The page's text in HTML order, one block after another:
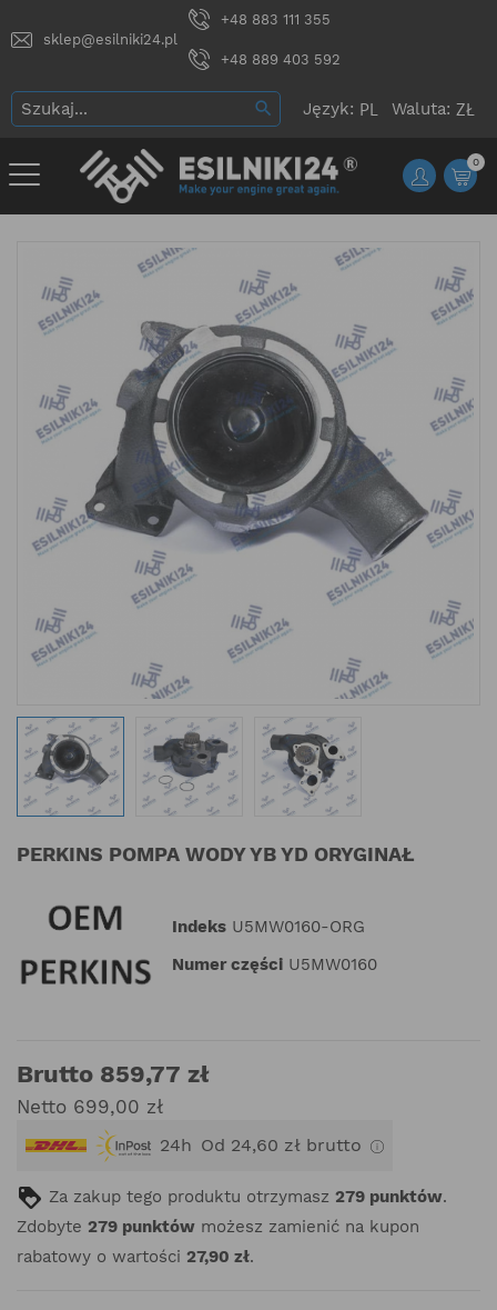
sklep@esilniki24.pl
+48 883 111 355
+48 889 403 592
Język: Waluta:
0
PERKINS POMPA WODY YB YD ORYGINAŁ
Indeks U5MW0160-ORG
Numer części U5MW0160
Brutto 859,77 zł
Netto 699,00 zł
24h Od 24,60 zł brutto
Za zakup tego produktu otrzymasz 279 punktów.
Zdobyte 279 punktów możesz zamienić na kupon
rabatowy o wartości 27,90 zł.